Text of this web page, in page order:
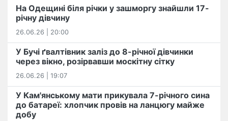
На Одещині біля річки у зашморгу знайшли 17-
річну дівчину
26.06.26 | 20:00
У Бучі ґвалтівник заліз до 8-річної дівчинки
через вікно, розірвавши москітну сітку
26.06.26 | 19:07
У Кам'янському мати прикувала 7-річного сина
до батареї: хлопчик провів на ланцюгу майже
добу